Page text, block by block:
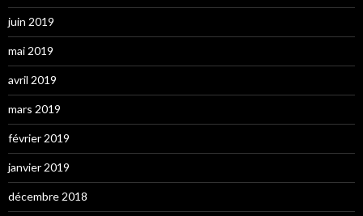
juin 2019
mai 2019
avril 2019
mars 2019
février 2019
janvier 2019
décembre 2018